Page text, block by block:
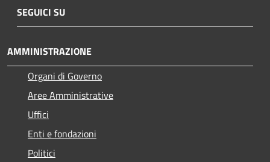
SEGUICI SU
AMMINISTRAZIONE
Organi di Governo
Aree Amministrative
Uffici
Enti e fondazioni
Politici